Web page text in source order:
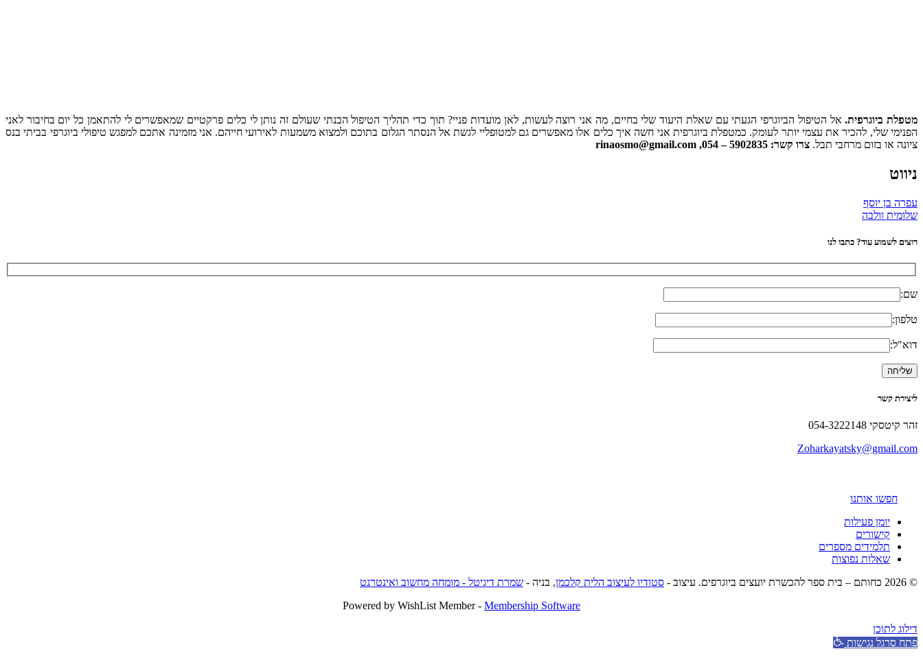
מטפלת ביוגרפית.אל הטיפול הביוגרפי הגעתי עם שאלת היעוד שלי בחיים, מה אני רוצה לעשות, לאן מועדות פניי? תוך כדי תהליך הטיפול הבנתי שעולם זה נותן לי כלים פרקטיים שמאפשרים לי להתאמן כל יום בחיבור לאני
הפנימי שלי, להכיר את עצמי יותר לעומק. כמטפלת ביוגרפית אני חשה איך כלים אלו מאפשרים גם למטופליי לגשת אל הנסתר הגלום בתוכם ולמצוא משמעות לאירועי חייהם. אני מזמינה אתכם למפגש טיפולי ביוגרפי בביתי בנס
ציונה או בזום מרחבי תבל. צרו קשר: rinaosmo@gmail.com ,054 – 5902835
ניווט
עפרה בן יוסף
שלומית וולבה
רוצים לשמוע עוד? כתבו לנו
שם:
טלפון:
דוא"ל:
ליצירת קשר
זהר קיטסקי 054-3222148
Zoharkayatsky@gmail.com
חפשו אותנו
יומן פעילות
קישורים
תלמידים מספרים
שאלות נפוצות
© 2026 כחותם – בית ספר להכשרת יועצים ביוגרפים. עיצוב -
סטודיו לעיצוב הלית קלכמן, בניה - שמרת דיגיטל - מומחה מחשוב ואינטרנט
Powered by WishList Member - Membership Software
דילוג לתוכן
פתח סרגל נגישות